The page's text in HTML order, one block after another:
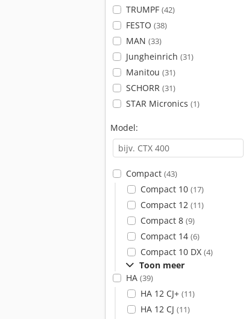
TRUMPF (42)
FESTO (38)
MAN (33)
Jungheinrich (31)
Manitou (31)
SCHORR (31)
STAR Micronics (1)
Model:
Compact (43)
Compact 10 (17)
Compact 12 (11)
Compact 8 (9)
Compact 14 (6)
Compact 10 DX (4)
Toon meer
HA (39)
HA 12 CJ+ (11)
HA 12 CJ (11)